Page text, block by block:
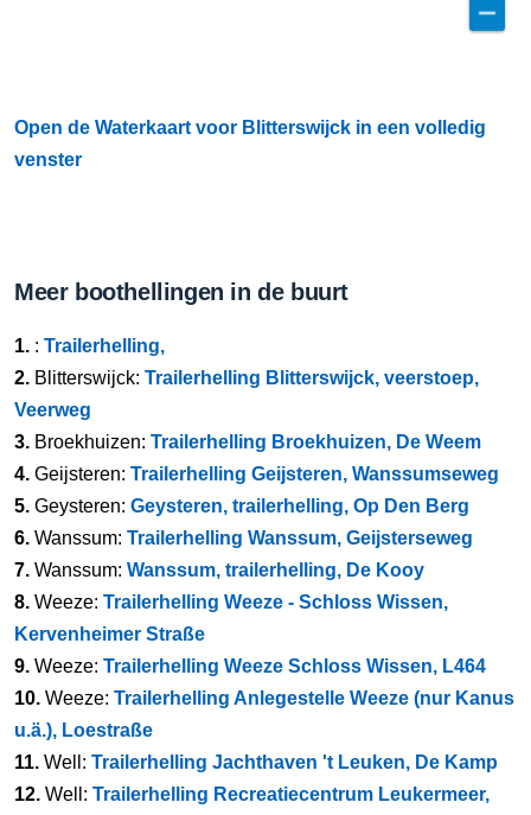
Open de Waterkaart voor Blitterswijck in een volledig
venster
Meer boothellingen in de buurt
1. : Trailerhelling,
2. Blitterswijck: Trailerhelling Blitterswijck, veerstoep,
Veerweg
3. Broekhuizen: Trailerhelling Broekhuizen, De Weem
4. Geijsteren: Trailerhelling Geijsteren, Wanssumseweg
5. Geysteren: Geysteren, trailerhelling, Op Den Berg
6. Wanssum: Trailerhelling Wanssum, Geijsterseweg
7. Wanssum: Wanssum, trailerhelling, De Kooy
8. Weeze: Trailerhelling Weeze - Schloss Wissen,
Kervenheimer Straße
9. Weeze: Trailerhelling Weeze Schloss Wissen, L464
10. Weeze: Trailerhelling Anlegestelle Weeze (nur Kanus
u.ä.), Loestraße
11. Well: Trailerhelling Jachthaven 't Leuken, De Kamp
12. Well: Trailerhelling Recreatiecentrum Leukermeer,